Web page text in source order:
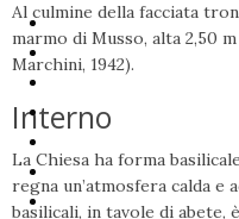
Al culmine della facciata
marmo di Musso, alta 2,50
Marchini, 1942).
Interno
La Chiesa ha forma
regna un’atmosfera calda
basilicali, in tavole di abete,